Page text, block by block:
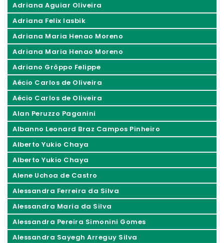
Adriana Aguiar Oliveira
Adriana Felix Iasbik
Adriana Maria Henao Moreno
Adriana Maria Henao Moreno
Adriano Grôppo Felippe
Aécio Carlos de Oliveira
Aécio Carlos de Oliveira
Alan Peruzzo Paganini
Albanno Leonard Braz Campos Pinheiro
Alberto Yukio Chaya
Alberto Yukio Chaya
Alene Uchoa de Castro
Alessandra Ferreira da Silva
Alessandra Maria da Silva
Alessandra Pereira Simonini Gomes
Alessandra Sayegh Arreguy Silva